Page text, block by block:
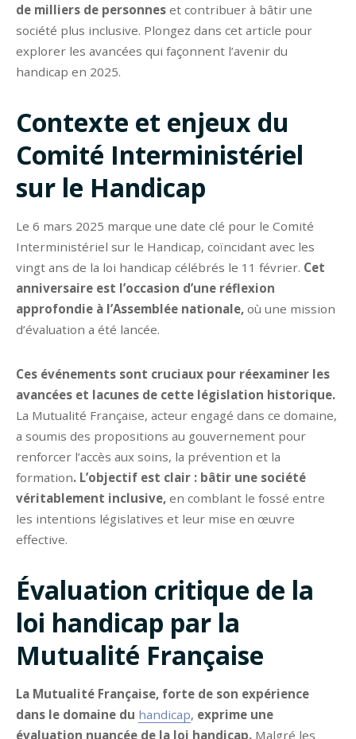
de milliers de personnes et contribuer à bâtir une
société plus inclusive. Plongez dans cet article pour
explorer les avancées qui façonnent l’avenir du
handicap en 2025.
Contexte et enjeux du
Comité Interministériel
sur le Handicap
Le 6 mars 2025 marque une date clé pour le Comité
Interministériel sur le Handicap, coïncidant avec les
vingt ans de la loi handicap célébrés le 11 février. Cet
anniversaire est l’occasion d’une réflexion
approfondie à l’Assemblée nationale, où une mission
d’évaluation a été lancée.
Ces événements sont cruciaux pour réexaminer les
avancées et lacunes de cette législation historique.
La Mutualité Française, acteur engagé dans ce domaine,
a soumis des propositions au gouvernement pour
renforcer l’accès aux soins, la prévention et la
formation. L’objectif est clair : bâtir une société
véritablement inclusive, en comblant le fossé entre
les intentions législatives et leur mise en œuvre
effective.
Évaluation critique de la
loi handicap par la
Mutualité Française
La Mutualité Française, forte de son expérience
dans le domaine du handicap, exprime une
évaluation nuancée de la loi handicap. Malgré les